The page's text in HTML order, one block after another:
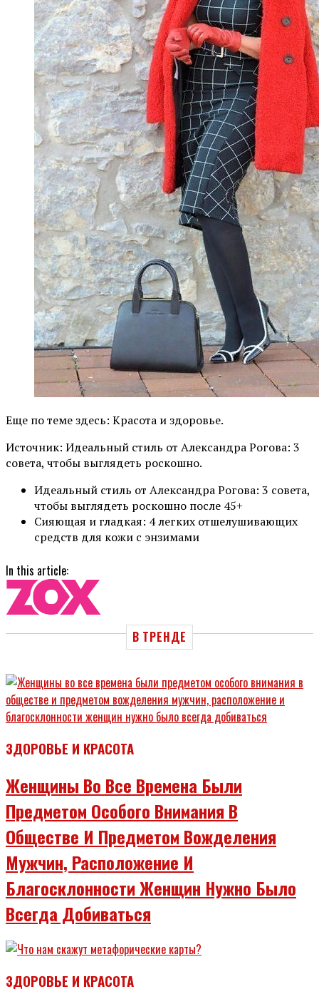
Еще по теме здесь: Красота и здоровье.
Источник: Идеальный стиль от Александра Рогова: 3
совета, чтобы выглядеть роскошно.
Идеальный стиль от Александра Рогова: 3 совета,
чтобы выглядеть роскошно после 45+
Сияющая и гладкая: 4 легких отшелушивающих
средств для кожи с энзимами
In this article:
В ТРЕНДЕ
ЗДОРОВЬЕ И КРАСОТА
Женщины Во Все Времена Были
Предметом Особого Внимания В
Обществе И Предметом Вожделения
Мужчин, Расположение И
Благосклонности Женщин Нужно Было
Всегда Добиваться
ЗДОРОВЬЕ И КРАСОТА